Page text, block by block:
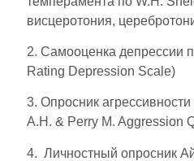
висцеротония,
2. Самооценка депрессии
Rating Depression Scale)
3. Опросник
A.H. & Perry M. Aggression
4. Личностный опросник